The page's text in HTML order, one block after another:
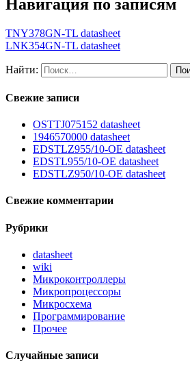
Навигация по записям
TNY378GN-TL datasheet
LNK354GN-TL datasheet
Найти:
Свежие записи
OSTTJ075152 datasheet
1946570000 datasheet
EDSTLZ955/10-OE datasheet
EDSTL955/10-OE datasheet
EDSTLZ950/10-OE datasheet
Свежие комментарии
Рубрики
datasheet
wiki
Микроконтроллеры
Микропроцессоры
Микросхема
Программирование
Прочее
Случайные записи